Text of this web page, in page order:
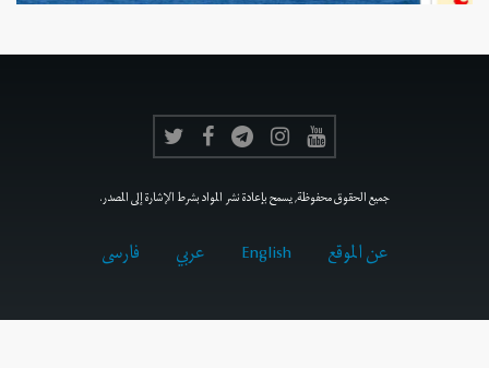
جميع الحقوق محفوظة, يسمح بإعادة نشر المواد بشرط الإشارة إلى المصدر.
عن الموقع English عربي فارسى